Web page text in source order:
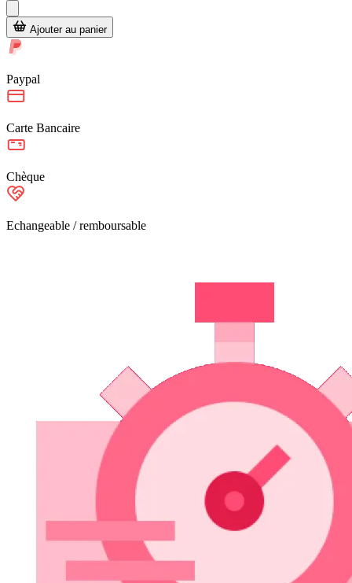
Ajouter au panier
Paypal
Carte Bancaire
Chèque
Echangeable / remboursable